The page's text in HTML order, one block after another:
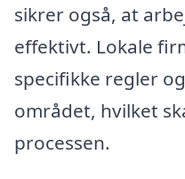
sikrer også, at
effektivt. Lokale
specifikke regler
området, hvilket
processen.